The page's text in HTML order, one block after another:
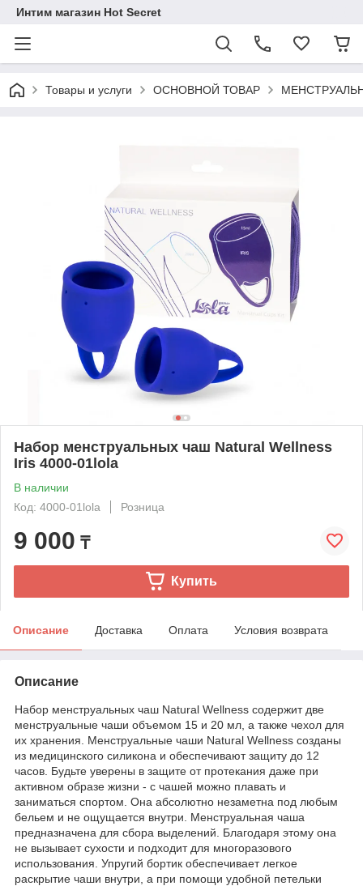
Интим магазин Hot Secret
Товары и услуги ОСНОВНОЙ ТОВАР
Набор менструальных чаш Natural Wellness
Iris 4000-01lola
В наличии
Код: 4000-01lola
Розница
9 000 ₸
Купить
Описание Доставка Оплата Условия возврата
Описание
Набор менструальных чаш Natural Wellness содержит две
менструальные чаши объемом 15 и 20 мл, а также чехол для
их хранения. Менструальные чаши Natural Wellness созданы
из медицинского силикона и обеспечивают защиту до 12
часов. Будьте уверены в защите от протекания даже при
активном образе жизни - с чашей можно плавать и
заниматься спортом. Она абсолютно незаметна под любым
бельем и не ощущается внутри. Менструальная чаша
предназначена для сбора выделений. Благодаря этому она
не вызывает сухости и подходит для многоразового
использования. Упругий бортик обеспечивает легкое
раскрытие чаши внутри, а при помощи удобной петельки